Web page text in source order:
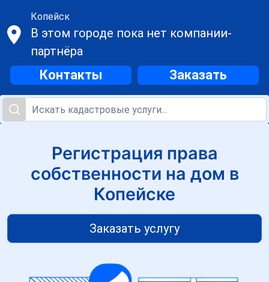
Копейск
В этом городе пока нет компании-
партнёра
Контакты Заказать
Регистрация права
собственности на дом в
Копейске
Заказать услугу